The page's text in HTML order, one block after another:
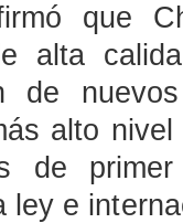
que
alta
de
alto
de
ley e